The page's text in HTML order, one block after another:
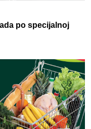
po specijalnoj